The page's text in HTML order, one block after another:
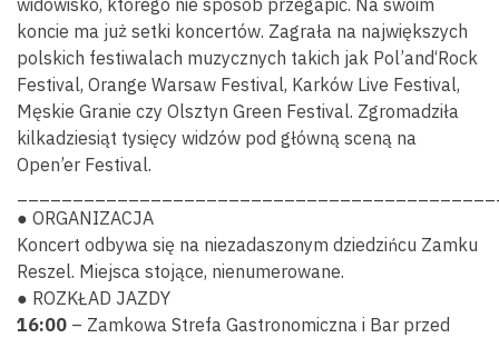
koncie ma już setki koncertów. Zagrała na największych
polskich festiwalach muzycznych takich jak Pol’and‘Rock
Festival, Orange Warsaw Festival, Karków Live Festival,
Męskie Granie czy Olsztyn Green Festival. Zgromadziła
kilkadziesiąt tysięcy widzów pod główną sceną na
Open’er Festival.
● ORGANIZACJA
Koncert odbywa się na niezadaszonym dziedzińcu Zamku
Reszel. Miejsca stojące, nienumerowane.
● ROZKŁAD JAZDY
16:00 – Zamkowa Strefa Gastronomiczna i Bar przed